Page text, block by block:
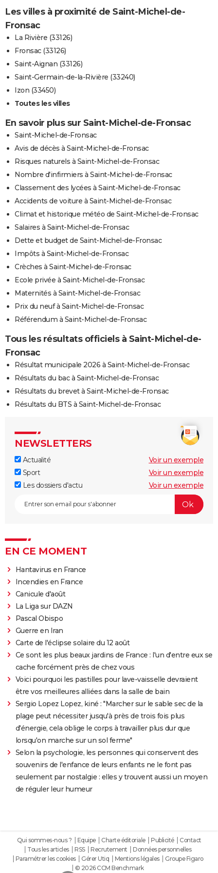
Les villes à proximité de Saint-Michel-de-
Fronsac
La Rivière (33126)
Fronsac (33126)
Saint-Aignan (33126)
Saint-Germain-de-la-Rivière (33240)
Izon (33450)
Toutes les villes
En savoir plus sur Saint-Michel-de-Fronsac
Saint-Michel-de-Fronsac
Avis de décès à Saint-Michel-de-Fronsac
Risques naturels à Saint-Michel-de-Fronsac
Nombre d'infirmiers à Saint-Michel-de-Fronsac
Classement des lycées à Saint-Michel-de-Fronsac
Accidents de voiture à Saint-Michel-de-Fronsac
Climat et historique météo de Saint-Michel-de-Fronsac
Salaires à Saint-Michel-de-Fronsac
Dette et budget de Saint-Michel-de-Fronsac
Impôts à Saint-Michel-de-Fronsac
Crèches à Saint-Michel-de-Fronsac
Ecole privée à Saint-Michel-de-Fronsac
Maternités à Saint-Michel-de-Fronsac
Prix du neuf à Saint-Michel-de-Fronsac
Référendum à Saint-Michel-de-Fronsac
Tous les résultats officiels à Saint-Michel-de-
Fronsac
Résultat municipale 2026 à Saint-Michel-de-Fronsac
Résultats du bac à Saint-Michel-de-Fronsac
Résultats du brevet à Saint-Michel-de-Fronsac
Résultats du BTS à Saint-Michel-de-Fronsac
NEWSLETTERS
Actualité
Voir un exemple
Sport
Voir un exemple
Les dossiers d'actu
Voir un exemple
EN CE MOMENT
Hantavirus en France
Incendies en France
Canicule d'août
La Liga sur DAZN
Pascal Obispo
Guerre en Iran
Carte de l'éclipse solaire du 12 août
Ce sont les plus beaux jardins de France : l'un d'entre eux se
cache forcément près de chez vous
Voici pourquoi les pastilles pour lave-vaisselle devraient
être vos meilleures alliées dans la salle de bain
Sergio Lopez Lopez, kiné : "Marcher sur le sable sec de la
plage peut nécessiter jusqu'à près de trois fois plus
d'énergie, cela oblige le corps à travailler plus dur que
lorsqu'on marche sur un sol ferme"
Selon la psychologie, les personnes qui conservent des
souvenirs de l'enfance de leurs enfants ne le font pas
seulement par nostalgie : elles y trouvent aussi un moyen
de réguler leur humeur
Qui sommes-nous ? Equipe Charte éditoriale Publicité
Contact
Tous les articles
RSS Recrutement
Données personnelles
Paramétrer les cookies
Gérer Utiq Mentions légales
Groupe Figaro
© 2026 CCM Benchmark